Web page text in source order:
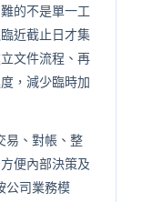
的不是單一工
近截止日才集
文件流程、再
，減少臨時加
易、對帳、整
便內部決策及
公司業務模